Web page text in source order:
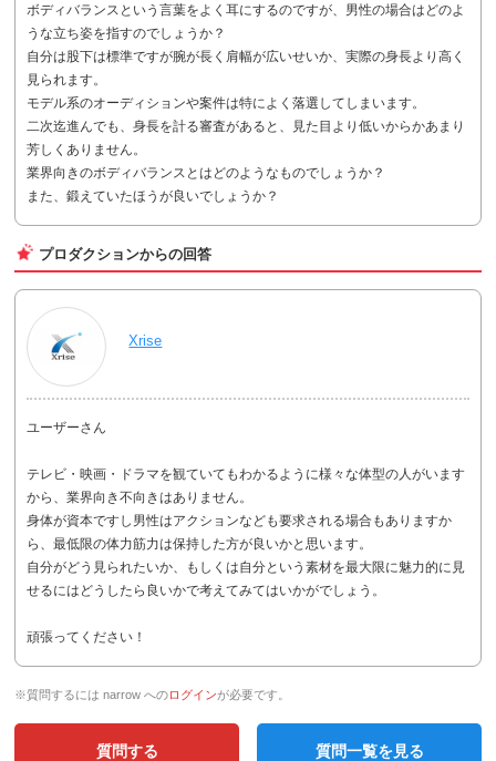
ボディバランスという言葉をよく耳にするのですが、男性の場合はどのよ
うな立ち姿を指すのでしょうか？
自分は股下は標準ですが腕が長く肩幅が広いせいか、実際の身長より高く
見られます。
モデル系のオーディションや案件は特によく落選してしまいます。
二次迄進んでも、身長を計る審査があると、見た目より低いからかあまり
芳しくありません。
業界向きのボディバランスとはどのようなものでしょうか？
また、鍛えていたほうが良いでしょうか？
プロダクションからの回答
Xrise
ユーザーさん
テレビ・映画・ドラマを観ていてもわかるように様々な体型の人がいます
から、業界向き不向きはありません。
身体が資本ですし男性はアクションなども要求される場合もありますか
ら、最低限の体力筋力は保持した方が良いかと思います。
自分がどう見られたいか、もしくは自分という素材を最大限に魅力的に見
せるにはどうしたら良いかで考えてみてはいかがでしょう。
頑張ってください！
※質問するには narrow へのログインが必要です。
質問する 質問一覧を見る